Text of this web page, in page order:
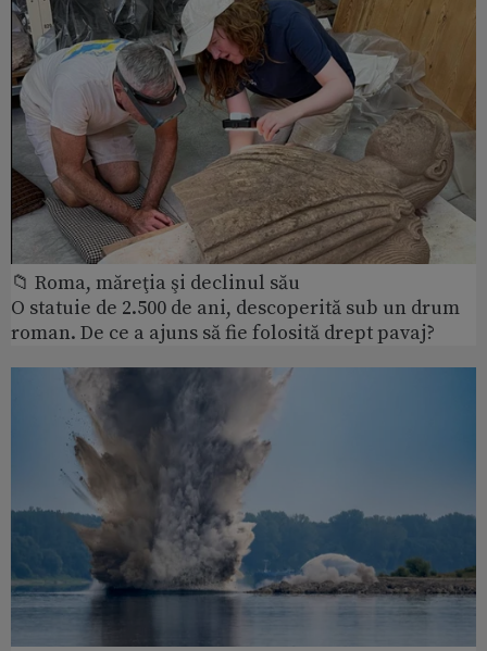
📁 Roma, măreţia şi declinul său
O statuie de 2.500 de ani, descoperită sub un drum
roman. De ce a ajuns să fie folosită drept pavaj?